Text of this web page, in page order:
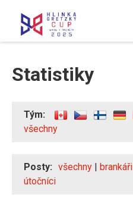
Statistiky
Tým:
všechny
Posty: všechny | brankáři
útočníci